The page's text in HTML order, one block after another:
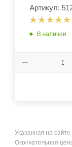
Артикул:
В наличии
Указанная на
Окончательная